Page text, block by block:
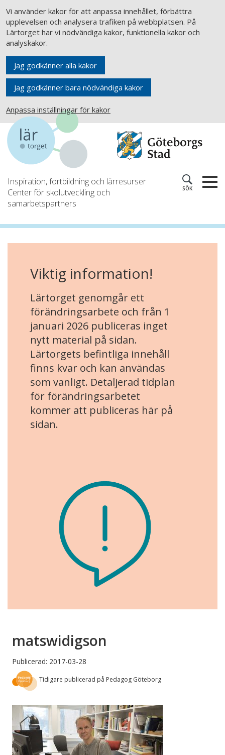
Vi använder kakor för att anpassa innehållet, förbättra
upplevelsen och analysera trafiken på webbplatsen. På
Lärtorget har vi nödvändiga kakor, funktionella kakor och
analyskakor.
Jag godkänner alla kakor
Jag godkänner bara nödvändiga kakor
Anpassa inställningar för kakor
Inspiration, fortbildning och lärresurser
Center för skolutveckling och
samarbetspartners
SÖK
Viktig information!
Lärtorget genomgår ett
förändringsarbete och från 1
januari 2026 publiceras inget
nytt material på sidan.
Lärtorgets befintliga innehåll
finns kvar och kan användas
som vanligt. Detaljerad tidplan
för förändringsarbetet
kommer att publiceras här på
sidan.
matswidigson
Publicerad: 2017-03-28
Tidigare publicerad på Pedagog Göteborg